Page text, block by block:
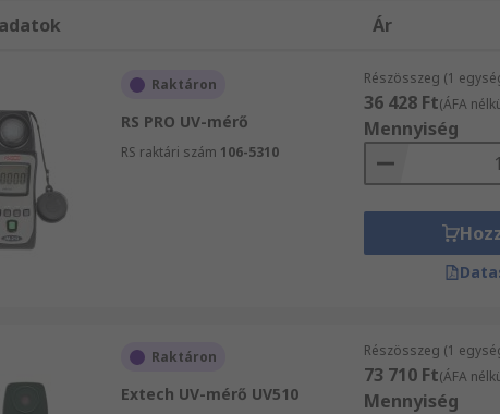
Ár
Raktáron
RS PRO UV-mérő
RS raktári szám 106-5310
Részösszeg (1
36 428 Ft(ÁFA
Mennyiség
Raktáron
Extech UV-mérő UV510
Részösszeg (1
73 710 Ft(ÁFA
Mennyiség